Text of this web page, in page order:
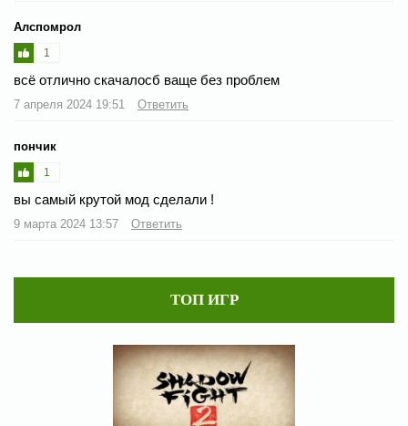
Алспомрол
1
всё отлично скачалосб ваще без проблем
7 апреля 2024 19:51 Ответить
пончик
1
вы самый крутой мод сделали !
9 марта 2024 13:57 Ответить
ТОП ИГР